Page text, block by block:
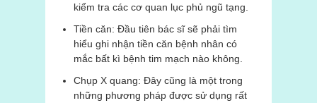
kiểm tra các cơ quan lục phủ ngũ tạng.
Tiền căn: Đầu tiên bác sĩ sẽ phải tìm
hiểu ghi nhận tiền căn bệnh nhân có
mắc bất kì bệnh tim mạch nào không.
Chụp X quang: Đây cũng là một trong
những phương pháp được sử dụng rất